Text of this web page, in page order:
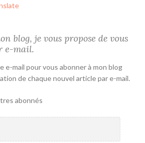
blog, je vous propose de vous
e-mail.
e-mail pour vous abonner à mon blog
de chaque nouvel article par e-mail.
abonnés